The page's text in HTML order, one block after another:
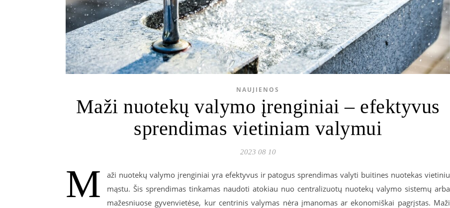
NAUJIENOS
Maži nuotekų valymo įrenginiai – efektyvus
sprendimas vietiniam valymui
2023 08 10
M
aži nuotekų valymo įrenginiai yra efektyvus ir patogus sprendimas valyti buitines nuotekas vietiniu
mąstu. Šis sprendimas tinkamas naudoti atokiau nuo centralizuotų nuotekų valymo sistemų arba
mažesniuose gyvenvietėse, kur centrinis valymas nėra įmanomas ar ekonomiškai pagrįstas. Maži